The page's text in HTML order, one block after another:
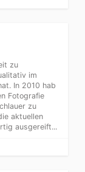
zu
im
In 2010 hab
Fotografie
zu
aktuellen
ausgereift...